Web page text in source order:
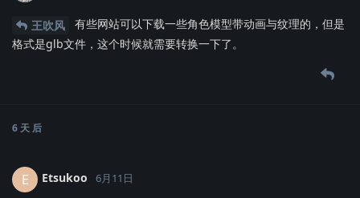
王吹风
有些网站可以下载一些角色模型带动画与纹理的，但是
格式是glb文件，这个时候就需要转换一下了。
6 天 后
E Etsukoo 6月11日